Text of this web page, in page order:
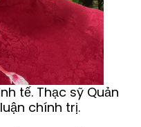
tế. Thạc sỹ Quản
chính trị.